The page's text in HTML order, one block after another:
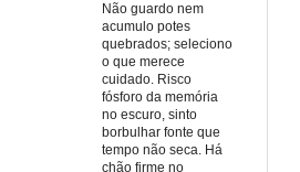
Não guardo nem
acumulo potes
quebrados; seleciono
o que merece
cuidado. Risco
fósforo da memória
no escuro, sinto
borbulhar fonte que
tempo não seca. Há
chão firme no